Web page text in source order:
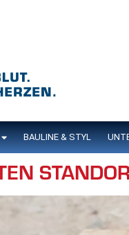
BAULINE & STYL